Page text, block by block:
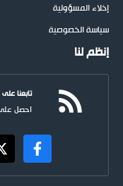
إخلاء المسؤولية
سياسة الخصوصية
إنظم لنا
تابعنا
احصل على